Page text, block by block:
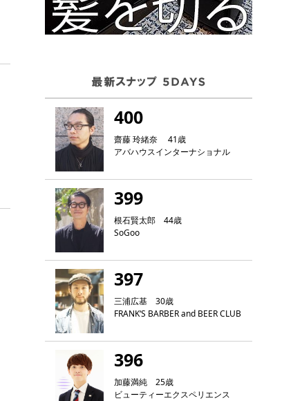
400
齋藤 玲緒奈 41歳
アバハウスインターナショナル
399
根石賢太郎 44歳
SoGoo
397
三浦広基 30歳
FRANK‘S BARBER and BEER CLUB
396
加藤満純 25歳
ビューティーエクスペリエンス